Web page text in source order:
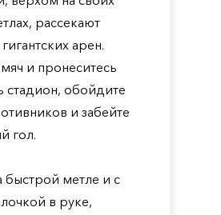
рассекают
арен.
мяч и пронеситесь
стадион, обойдите
и забейте
гол.
быстрой метле и с
в руке,